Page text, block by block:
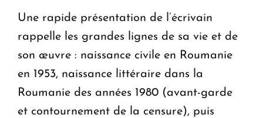
Une rapide présentation de l’écrivain
rappelle les grandes lignes de sa vie et de
son œuvre : naissance civile en Roumanie
en 1953, naissance littéraire dans la
Roumanie des années 1980 (avant-garde
et contournement de la censure), puis